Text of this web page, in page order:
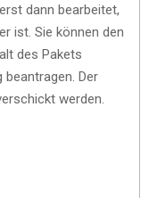
dann bearbeitet,
ist. Sie können den
des Pakets
Der
werden.